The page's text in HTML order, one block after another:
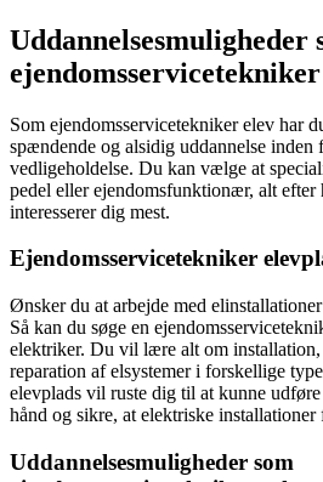
Uddannelsesmuligheder
Som ejendomsservicetekniker elev har
spændende og alsidig uddannelse inden
vedligeholdelse. Du kan vælge at
pedel eller ejendomsfunktionær, alt efter
interesserer dig mest.
Ejendomsservicetekniker
Ønsker du at arbejde med
Så kan du søge en
elektriker. Du vil lære alt om
reparation af elsystemer i forskellige
elevplads vil ruste dig til at kunne
hånd og sikre, at elektriske
Uddannelsesmuligheder som